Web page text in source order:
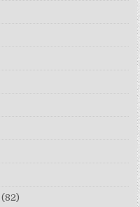
(82)